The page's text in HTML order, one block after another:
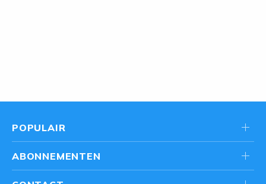
POPULAIR
ABONNEMENTEN